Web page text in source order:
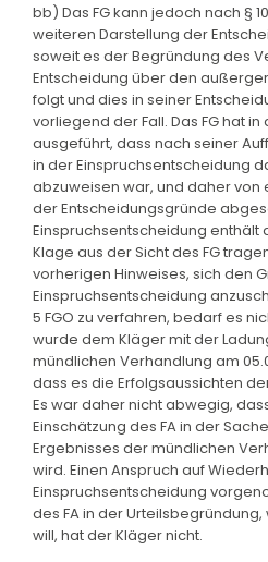
bb) Das FG kann jedoch nach §
weiteren Darstellung der
soweit es der Begründung des
Entscheidung über den
folgt und dies in seiner
vorliegend der Fall. Das FG hat
ausgeführt, dass nach seiner
in der Einspruchsentscheidung
abzuweisen war, und daher von
der Entscheidungsgründe
Einspruchsentscheidung enthält
Klage aus der Sicht des FG
vorherigen Hinweises, sich den
Einspruchsentscheidung
5 FGO zu verfahren, bedarf es
wurde dem Kläger mit der
mündlichen Verhandlung am
dass es die Erfolgsaussichten
Es war daher nicht abwegig,
Einschätzung des FA in der
Ergebnisses der mündlichen
wird. Einen Anspruch auf
Einspruchsentscheidung
des FA in der
will, hat der Kläger nicht.